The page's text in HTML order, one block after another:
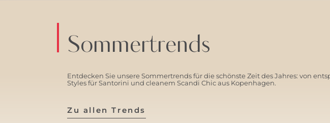
Sommertrends
Entdecken Sie unsere Sommertrends für die schönste Zeit des Jahres: von
Styles für Santorini und cleanem Scandi Chic aus Kopenhagen.
Zu allen Trends